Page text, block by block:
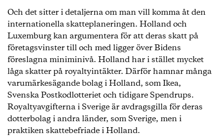
Och det sitter i detaljerna om man vill komma åt den
internationella skatteplaneringen. Holland och
Luxemburg kan argumentera för att deras skatt på
företagsvinster till och med ligger över Bidens
föreslagna miniminivå. Holland har i stället mycket
låga skatter på royaltyintäkter. Därför hamnar många
varumärkesägande bolag i Holland, som Ikea,
Svenska Postkodlotteriet och tidigare Spendrups.
Royaltyavgifterna i Sverige är avdragsgilla för deras
dotterbolag i andra länder, som Sverige, men i
praktiken skattebefriade i Holland.